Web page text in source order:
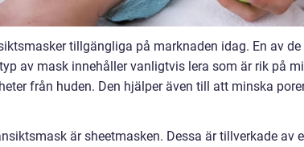
tillgängliga på marknaden idag. En av
av mask innehåller vanligtvis lera som är rik på
från huden. Den hjälper även till att minska
är sheetmasken. Dessa är tillverkade av